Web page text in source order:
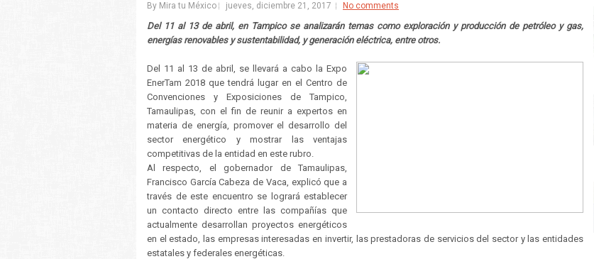
By Mira tu México jueves, diciembre 21, 2017 No comments
Del 11 al 13 de abril, en Tampico se analizarán temas como exploración y producción de petróleo y gas,
energías renovables y sustentabilidad, y generación eléctrica, entre otros.
Del 11 al 13 de abril, se llevará a cabo la Expo
EnerTam 2018 que tendrá lugar en el Centro de
Convenciones y Exposiciones de Tampico,
Tamaulipas, con el fin de reunir a expertos en
materia de energía, promover el desarrollo del
sector energético y mostrar las ventajas
competitivas de la entidad en este rubro.
Al respecto, el gobernador de Tamaulipas,
Francisco García Cabeza de Vaca, explicó que a
través de este encuentro se logrará establecer
un contacto directo entre las compañías que
actualmente desarrollan proyectos energéticos
en el estado, las empresas interesadas en invertir, las prestadoras de servicios del sector y las entidades
estatales y federales energéticas.